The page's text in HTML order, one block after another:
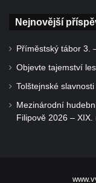
Nejnovější
Příměstský tábor 3.
Objevte tajemství
Tolštejnské slavnosti
Mezinárodní
Filipově 2026 –